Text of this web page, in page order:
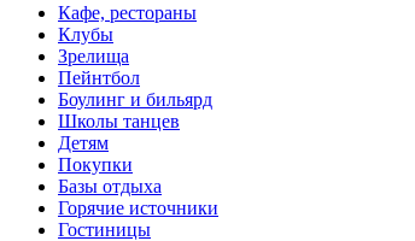
Кафе, рестораны
Клубы
Зрелища
Пейнтбол
Боулинг и бильярд
Школы танцев
Детям
Покупки
Базы отдыха
Горячие источники
Гостиницы